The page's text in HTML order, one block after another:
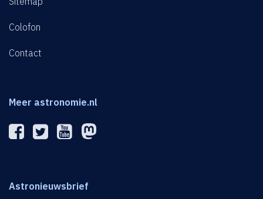
Colofon
Contact
Meer astronomie.nl
Astronieuwsbrief